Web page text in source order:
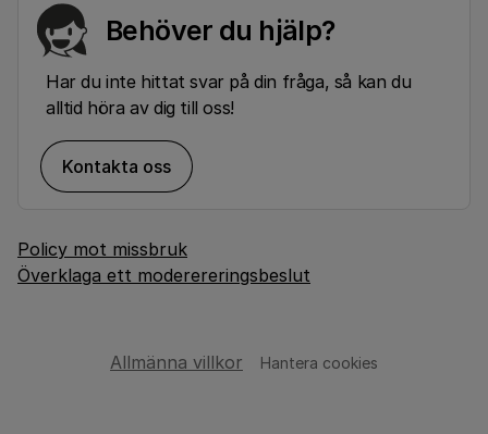
Behöver du hjälp?
Har du inte hittat svar på din fråga, så kan du
alltid höra av dig till oss!
Kontakta oss
Policy mot missbruk
Överklaga ett moderereringsbeslut
Allmänna villkor Hantera cookies